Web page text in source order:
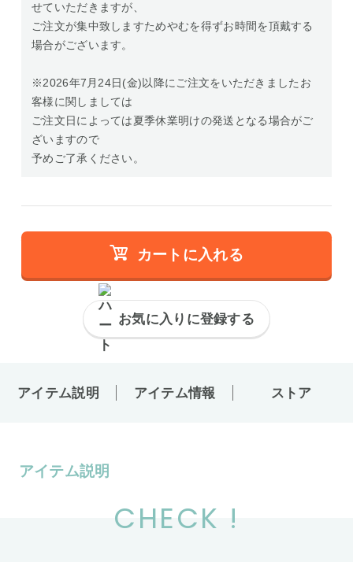
せていただきますが、
ご注文が集中致しますためやむを得ずお時間を頂戴する
場合がございます。
※2026年7月24日(金)以降にご注文をいただきましたお
客様に関しましては
ご注文日によっては夏季休業明けの発送となる場合がご
ざいますので
予めご了承ください。
カートに入れる
お気に入りに登録する
アイテム説明 アイテム情報 ストア
アイテム説明
CHECK !